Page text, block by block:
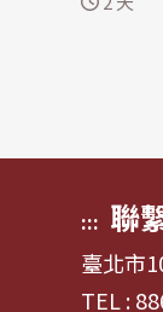
::: 聯
臺北市
TEL :